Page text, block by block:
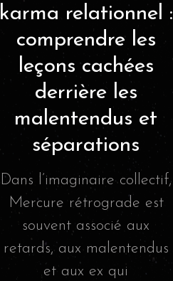
karma relationnel :
comprendre les
leçons cachées
derrière les
malentendus et
séparations
Dans l’imaginaire collectif,
Mercure rétrograde est
souvent associé aux
retards, aux malentendus
et aux ex qui